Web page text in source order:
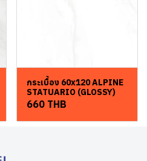
กระเบื้อง 60x120 ALPINE
STATUARIO (GLOSSY)
660 THB